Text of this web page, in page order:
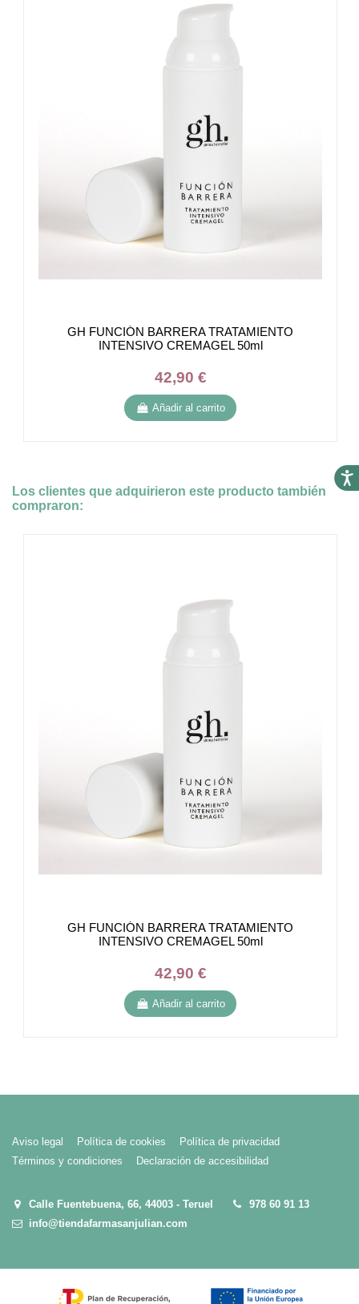
GH FUNCIÓN BARRERA TRATAMIENTO
INTENSIVO CREMAGEL 50ml
42,90 €
Añadir al carrito
Los clientes que adquirieron este producto también
compraron:
GH FUNCIÓN BARRERA TRATAMIENTO
INTENSIVO CREMAGEL 50ml
42,90 €
Añadir al carrito
Aviso legal Política de cookies
Política de privacidad
Términos y condiciones
Declaración de accesibilidad
Calle Fuentebuena, 66, 44003 - Teruel
978 60 91 13
info@tiendafarmasanjulian.com